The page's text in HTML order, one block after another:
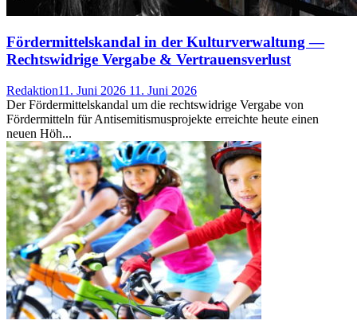
Fördermittelskandal in der Kulturverwaltung —
Rechtswidrige Vergabe & Vertrauensverlust
Redaktion11. Juni 2026 11. Juni 2026
Der Fördermittelskandal um die rechtswidrige Vergabe von
Fördermitteln für Antisemitismusprojekte erreichte heute einen
neuen Höh...